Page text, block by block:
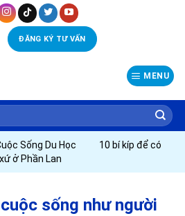
ĐĂNG KÝ TƯ VẤN
MENU
Sống Du Học
10 bí kíp để có
ở Phần Lan
sống như người